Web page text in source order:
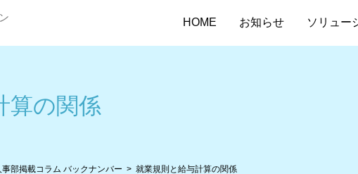
HOME お知らせ ソリュー
算の関係
事部掲載コラム バックナンバー 就業規則と給与計算の関係